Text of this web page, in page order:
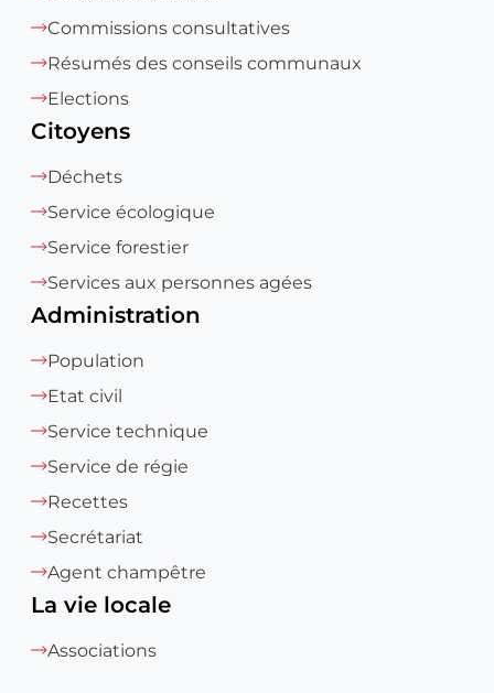
Commissions consultatives
Résumés des conseils communaux
Elections
Citoyens
Déchets
Service écologique
Service forestier
Services aux personnes agées
Administration
Population
Etat civil
Service technique
Service de régie
Recettes
Secrétariat
Agent champêtre
La vie locale
Associations